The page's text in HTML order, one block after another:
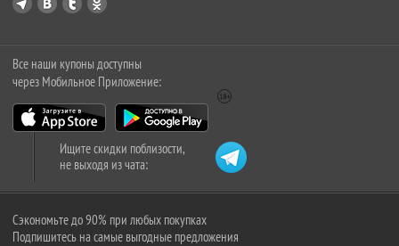
Все наши купоны доступны
через Мобильное Приложение:
Ищите скидки поблизости,
не выходя из чата:
Сэкономьте до 90% при любых покупках
Подпишитесь на самые выгодные предложения